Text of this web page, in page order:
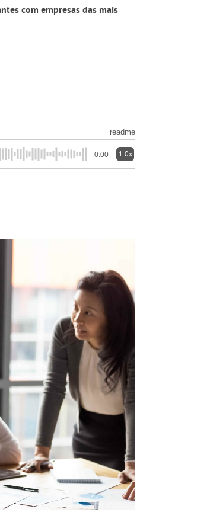
com empresas das mais
readme
0:00 1.0x